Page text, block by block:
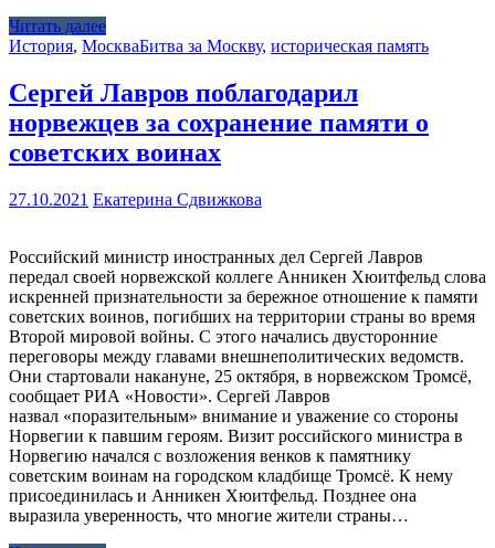
Читать далее
История, МоскваБитва за Москву, историческая память
Сергей Лавров поблагодарил
норвежцев за сохранение памяти о
советских воинах
27.10.2021 Екатерина Сдвижкова
Российский министр иностранных дел Сергей Лавров
передал своей норвежской коллеге Анникен Хюитфельд слова
искренней признательности за бережное отношение к памяти
советских воинов, погибших на территории страны во время
Второй мировой войны. С этого начались двусторонние
переговоры между главами внешнеполитических ведомств.
Они стартовали накануне, 25 октября, в норвежском Тромсё,
сообщает РИА «Новости». Сергей Лавров
назвал «поразительным» внимание и уважение со стороны
Норвегии к павшим героям. Визит российского министра в
Норвегию начался с возложения венков к памятнику
советским воинам на городском кладбище Тромсё. К нему
присоединилась и Анникен Хюитфельд. Позднее она
выразила уверенность, что многие жители страны…